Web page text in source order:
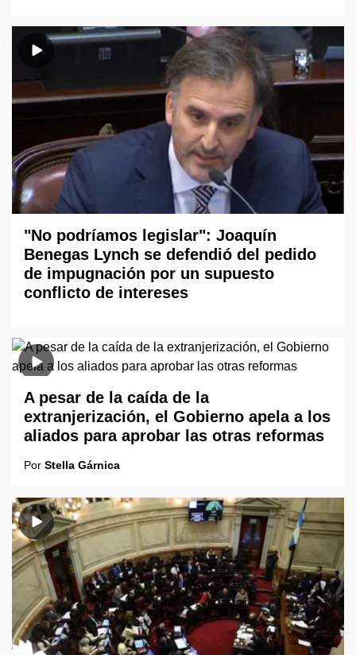
"No podríamos legislar": Joaquín
Benegas Lynch se defendió del pedido
de impugnación por un supuesto
conflicto de intereses
A pesar de la caída de la
extranjerización, el Gobierno apela a los
aliados para aprobar las otras reformas
Por Stella Gárnica